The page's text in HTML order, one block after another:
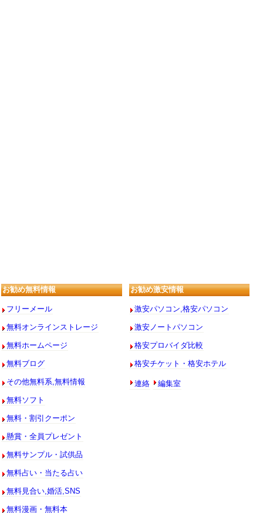
お勧め無料情報
フリーメール
無料オンラインストレージ
無料ホームページ
無料ブログ
その他無料系,無料情報
無料ソフト
無料・割引クーポン
懸賞・全員プレゼント
無料サンプル・試供品
無料占い・当たる占い
無料見合い,婚活,SNS
無料漫画・無料本
お勧め激安情報
激安パソコン,格安パソコン
激安ノートパソコン
格安プロバイダ比較
格安チケット・格安ホテル
連絡 編集室